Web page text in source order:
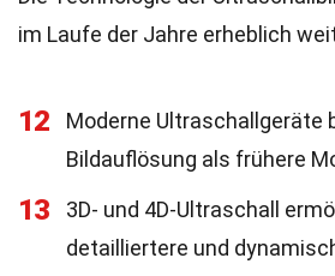
im Laufe der Jahre erheblich
12
Moderne Ultraschallgeräte
Bildauflösung als frühere
13
3D- und 4D-Ultraschall
detailliertere und